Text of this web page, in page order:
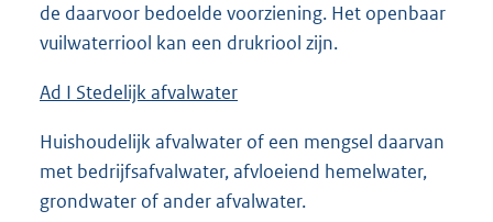
de daarvoor bedoelde voorziening. Het openbaar
vuilwaterriool kan een drukriool zijn.
Ad I Stedelijk afvalwater
Huishoudelijk afvalwater of een mengsel daarvan
met bedrijfsafvalwater, afvloeiend hemelwater,
grondwater of ander afvalwater.